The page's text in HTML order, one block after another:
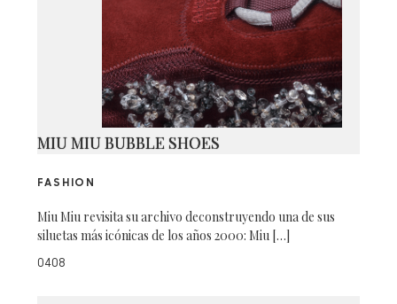
MIU MIU BUBBLE SHOES
FASHION
Miu Miu revisita su archivo deconstruyendo una de sus
siluetas más icónicas de los años 2000: Miu […]
0408